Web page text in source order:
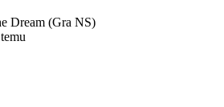
Dream (Gra NS)